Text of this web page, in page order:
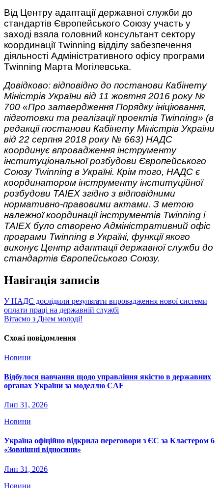
Від Центру адаптації державної служби до
стандартів Європейського Союзу участь у
заході взяла головний консультант сектору
координації Twinning відділу забезпечення
діяльності Адміністративного офісу програми
Twinning Марта Могілевська.
Довідково: відповідно до постанови Кабінету
Міністрів України від 11 жовтня 2016 року №
700 «Про затвердження Порядку ініціювання,
підготовки та реалізації проектів Twinning» (в
редакції постанови Кабінету Міністрів України
від 22 серпня 2018 року № 663) НАДС
координує впровадження інструменту
інституціональної розбудови Європейського
Союзу Twinning в Україні. Крім того, НАДС є
координатором інструменту інституційної
розбудови TAIEX згідно з відповідними
нормативно-правовими актами. З метою
належної координації інструментів Twinning і
TAIEX було створено Адміністративний офіс
програми Twinning в Україні, функції якого
виконує Центр адаптації державної служби до
стандартів Європейського Союзу.
Навігація записів
У НАДС дослідили результати впровадження нової системи
оплати праці на державній службі
Вітаємо з Днем молоді!
Схожі повідомлення
Новини
Відбулося навчання щодо управління якістю в державних
органах України за моделлю CAF
Лип 31, 2026
Новини
Україна офіційно відкрила переговори з ЄС за Кластером 6
«Зовнішні відносини»
Лип 31, 2026
Новини